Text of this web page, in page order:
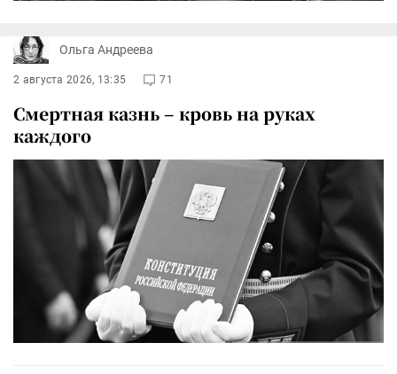
Ольга Андреева
2 августа 2026, 13:35 71
Смертная казнь – кровь на руках
каждого